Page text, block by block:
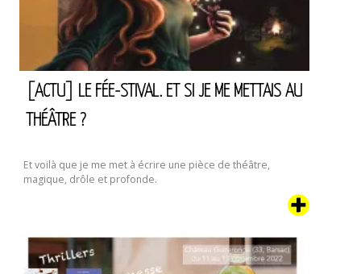
[ACTU] LE FÉE-STIVAL. ET SI JE ME METTAIS AU
THÉÂTRE ?
Et voilà que je me met à écrire une pièce de théâtre,
magique, drôle et profonde.